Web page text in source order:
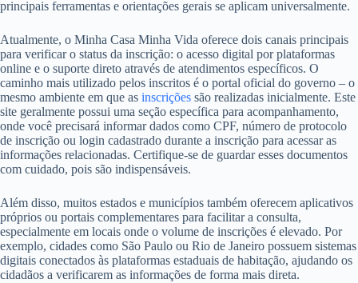
principais ferramentas e orientações gerais se aplicam universalmente.
Atualmente, o Minha Casa Minha Vida oferece dois canais principais
para verificar o status da inscrição: o acesso digital por plataformas
online e o suporte direto através de atendimentos específicos. O
caminho mais utilizado pelos inscritos é o portal oficial do governo – o
mesmo ambiente em que as inscrições são realizadas inicialmente. Este
site geralmente possui uma seção específica para acompanhamento,
onde você precisará informar dados como CPF, número de protocolo
de inscrição ou login cadastrado durante a inscrição para acessar as
informações relacionadas. Certifique-se de guardar esses documentos
com cuidado, pois são indispensáveis.
Além disso, muitos estados e municípios também oferecem aplicativos
próprios ou portais complementares para facilitar a consulta,
especialmente em locais onde o volume de inscrições é elevado. Por
exemplo, cidades como São Paulo ou Rio de Janeiro possuem sistemas
digitais conectados às plataformas estaduais de habitação, ajudando os
cidadãos a verificarem as informações de forma mais direta.